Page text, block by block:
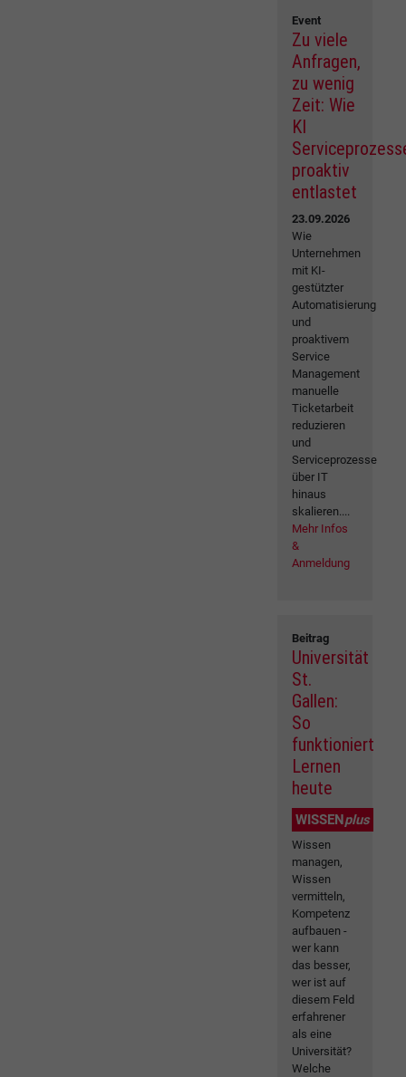
Event
Zu viele
Anfragen,
zu wenig
Zeit: Wie
KI
proaktiv
entlastet
23.09.2026
Wie
Unternehmen
mit KI-
gestützter
Automatisierung
und
proaktivem
Service
Management
manuelle
Ticketarbeit
reduzieren
und
Serviceprozesse
über IT
hinaus
skalieren....
Mehr Infos
&
Anmeldung
Beitrag
Universität
St.
Gallen:
So
funktioniert
Lernen
heute
WISSENplus
Wissen
managen,
Wissen
vermitteln,
Kompetenz
aufbauen -
wer kann
das besser,
wer ist auf
diesem Feld
erfahrener
als eine
Universität?
Welche